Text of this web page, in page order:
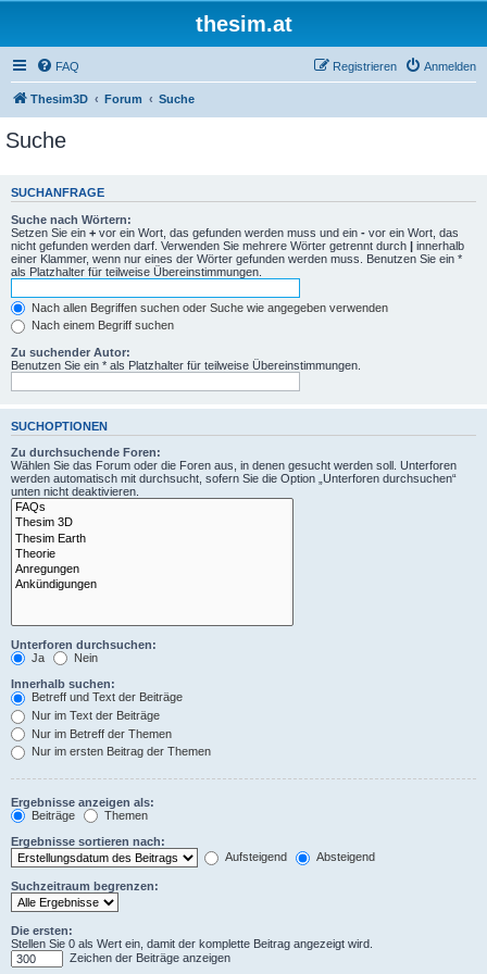
thesim.at
FAQ Anmelden
Registrieren
Thesim3D Forum Suche
Suche
SUCHANFRAGE
Suche nach Wörtern:
Setzen Sie ein + vor ein Wort, das gefunden werden muss und ein - vor ein Wort, das
nicht gefunden werden darf. Verwenden Sie mehrere Wörter getrennt durch | innerhalb
einer Klammer, wenn nur eines der Wörter gefunden werden muss. Benutzen Sie ein *
als Platzhalter für teilweise Übereinstimmungen.
Nach allen Begriffen suchen oder Suche wie angegeben verwenden
Nach einem Begriff suchen
Zu suchender Autor:
Benutzen Sie ein * als Platzhalter für teilweise Übereinstimmungen.
SUCHOPTIONEN
Zu durchsuchende Foren:
Wählen Sie das Forum oder die Foren aus, in denen gesucht werden soll. Unterforen
werden automatisch mit durchsucht, sofern Sie die Option „Unterforen durchsuchen“
unten nicht deaktivieren.
Unterforen durchsuchen:
Ja
Nein
Innerhalb suchen:
Betreff und Text der Beiträge
Nur im Text der Beiträge
Nur im Betreff der Themen
Nur im ersten Beitrag der Themen
Ergebnisse anzeigen als:
Beiträge
Themen
Ergebnisse sortieren nach:
Aufsteigend
Absteigend
Suchzeitraum begrenzen:
Die ersten:
Stellen Sie 0 als Wert ein, damit der komplette Beitrag angezeigt wird.
Zeichen der Beiträge anzeigen